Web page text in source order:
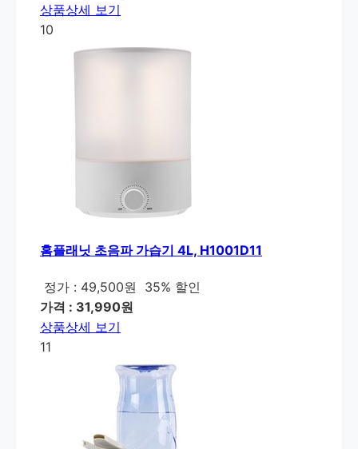
상품상세 보기
10
홈플래닛 초음파 가습기 4L, H1001D11
정가 : 49,500원
35% 할인
가격 : 31,990원
상품상세 보기
11